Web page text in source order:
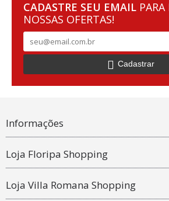
CADASTRE SEU EMAIL PARA
NOSSAS OFERTAS!
Cadastrar
Informações
Loja Floripa Shopping
Loja Villa Romana Shopping